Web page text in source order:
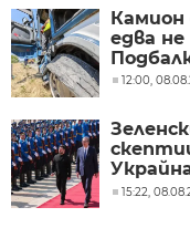
Камион
едва не
12:00,
15:22,